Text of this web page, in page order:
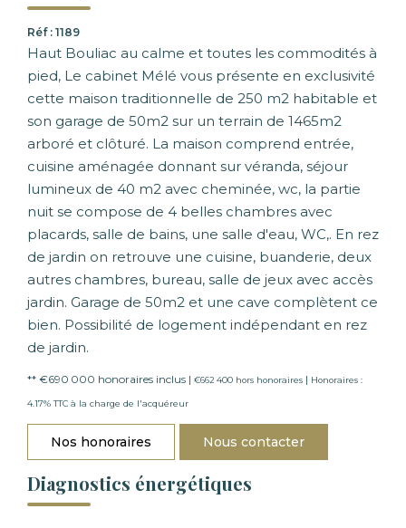
Réf : 1189
Haut Bouliac au calme et toutes les commodités à
pied, Le cabinet Mélé vous présente en exclusivité
cette maison traditionnelle de 250 m2 habitable et
son garage de 50m2 sur un terrain de 1465m2
arboré et clôturé. La maison comprend entrée,
cuisine aménagée donnant sur véranda, séjour
lumineux de 40 m2 avec cheminée, wc, la partie
nuit se compose de 4 belles chambres avec
placards, salle de bains, une salle d'eau, WC,. En rez
de jardin on retrouve une cuisine, buanderie, deux
autres chambres, bureau, salle de jeux avec accès
jardin. Garage de 50m2 et une cave complètent ce
bien. Possibilité de logement indépendant en rez
de jardin.
** €690 000 honoraires inclus | €662 400 hors honoraires | Honoraires :
4.17% TTC à la charge de l'acquéreur
Nos honoraires Nous contacter
Diagnostics énergétiques